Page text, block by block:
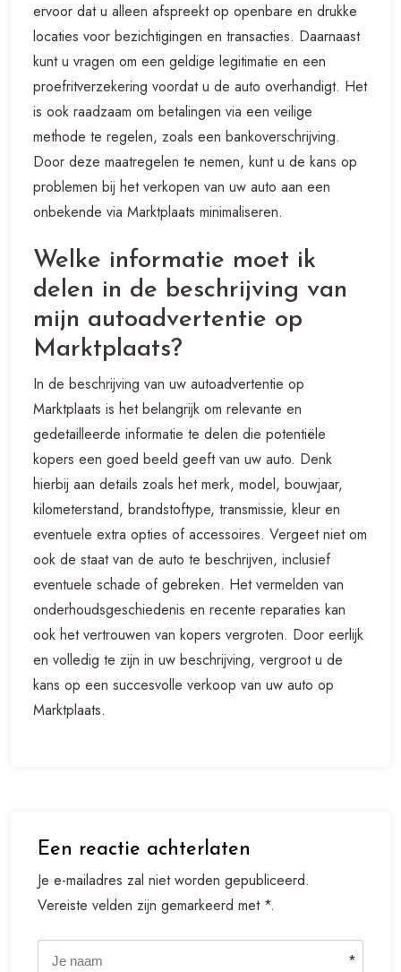
ervoor dat u alleen afspreekt op openbare en drukke
locaties voor bezichtigingen en transacties. Daarnaast
kunt u vragen om een geldige legitimatie en een
proefritverzekering voordat u de auto overhandigt. Het
is ook raadzaam om betalingen via een veilige
methode te regelen, zoals een bankoverschrijving.
Door deze maatregelen te nemen, kunt u de kans op
problemen bij het verkopen van uw auto aan een
onbekende via Marktplaats minimaliseren.
Welke informatie moet ik
delen in de beschrijving van
mijn autoadvertentie op
Marktplaats?
In de beschrijving van uw autoadvertentie op
Marktplaats is het belangrijk om relevante en
gedetailleerde informatie te delen die potentiële
kopers een goed beeld geeft van uw auto. Denk
hierbij aan details zoals het merk, model, bouwjaar,
kilometerstand, brandstoftype, transmissie, kleur en
eventuele extra opties of accessoires. Vergeet niet om
ook de staat van de auto te beschrijven, inclusief
eventuele schade of gebreken. Het vermelden van
onderhoudsgeschiedenis en recente reparaties kan
ook het vertrouwen van kopers vergroten. Door eerlijk
en volledig te zijn in uw beschrijving, vergroot u de
kans op een succesvolle verkoop van uw auto op
Marktplaats.
Een reactie achterlaten
Je e-mailadres zal niet worden gepubliceerd.
Vereiste velden zijn gemarkeerd met *.
*